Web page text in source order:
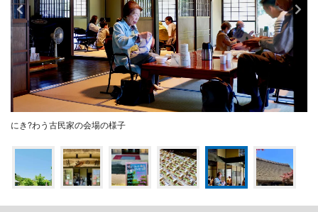
にき?わう古民家の会場の様子